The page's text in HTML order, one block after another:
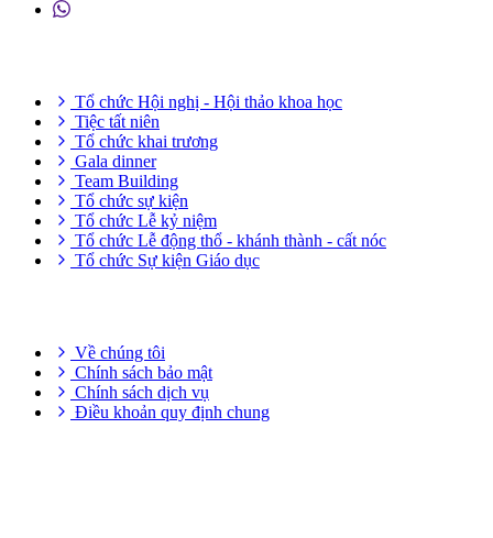
Tổ chức Hội nghị - Hội thảo khoa học
Tiệc tất niên
Tổ chức khai trương
Gala dinner
Team Building
Tổ chức sự kiện
Tổ chức Lễ kỷ niệm
Tổ chức Lễ động thổ - khánh thành - cất nóc
Tổ chức Sự kiện Giáo dục
Về chúng tôi
Chính sách bảo mật
Chính sách dịch vụ
Điều khoản quy định chung